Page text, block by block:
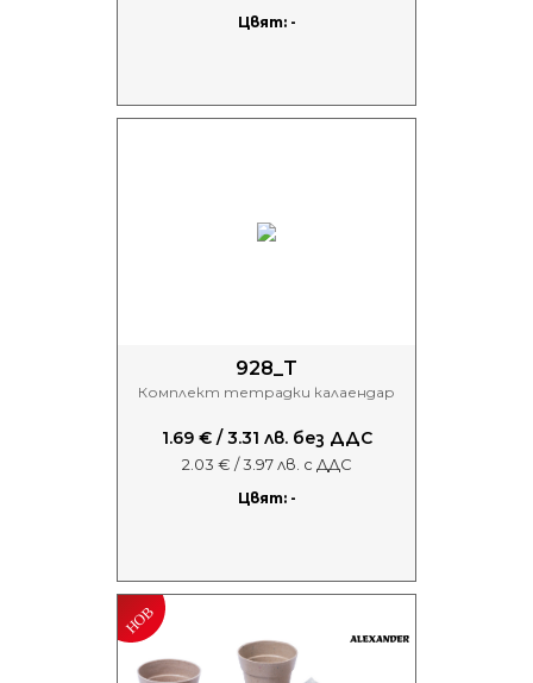
Цвят: -
928_T
Комплект тетрадки калаендар
1.69 € / 3.31 лв. без ДДС
2.03 € / 3.97 лв. с ДДС
Цвят: -